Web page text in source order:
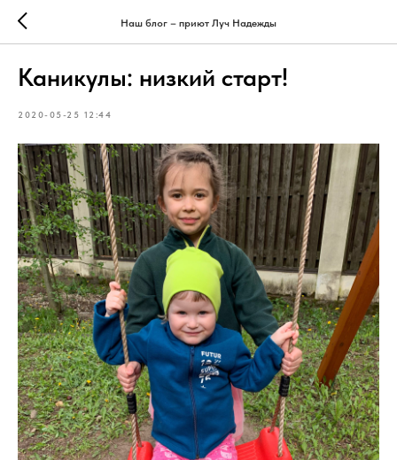
Наш блог – приют Луч Надежды
Каникулы: низкий старт!
2020-05-25 12:44